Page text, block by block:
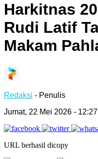
Harkitnas
Rudi Latif
Makam
Redaksi - Penulis
Jumat, 22 Mei 2026 -
URL berhasil dicopy